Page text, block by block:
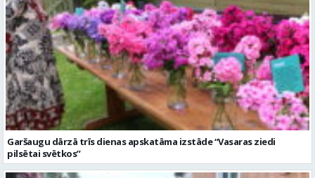
Garšaugu dārzā trīs dienas apskatāma izstāde “Vasaras ziedi
pilsētai svētkos”